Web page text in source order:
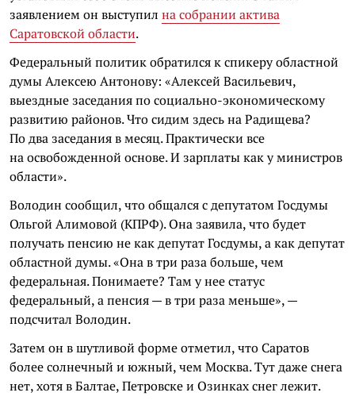
заявлением он выступил на собрании актива
Саратовской области.
Федеральный политик обратился к спикеру областной
думы Алексею Антонову: «Алексей Васильевич,
выездные заседания по социально-экономическому
развитию районов. Что сидим здесь на Радищева?
По два заседания в месяц. Практически все
на освобожденной основе. И зарплаты как у министров
области».
Володин сообщил, что общался с депутатом Госдумы
Ольгой Алимовой (КПРФ). Она заявила, что будет
получать пенсию не как депутат Госдумы, а как депутат
областной думы. «Она в три раза больше, чем
федеральная. Понимаете? Там у нее статус
федеральный, а пенсия — в три раза меньше», —
подсчитал Володин.
Затем он в шутливой форме отметил, что Саратов
более солнечный и южный, чем Москва. Тут даже снега
нет, хотя в Балтае, Петровске и Озинках снег лежит.